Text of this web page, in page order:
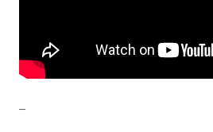
–